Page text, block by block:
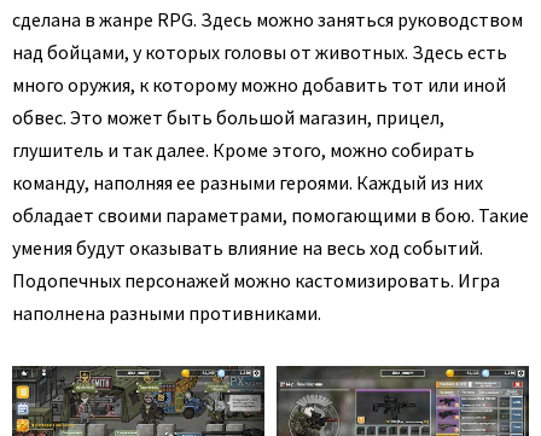
сделана в жанре RPG. Здесь можно заняться руководством
над бойцами, у которых головы от животных. Здесь есть
много оружия, к которому можно добавить тот или иной
обвес. Это может быть большой магазин, прицел,
глушитель и так далее. Кроме этого, можно собирать
команду, наполняя ее разными героями. Каждый из них
обладает своими параметрами, помогающими в бою. Такие
умения будут оказывать влияние на весь ход событий.
Подопечных персонажей можно кастомизировать. Игра
наполнена разными противниками.